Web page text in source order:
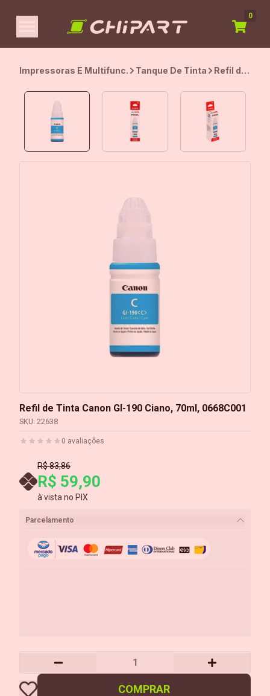
0
Impressoras E Multifunc. Tanque De Tinta
Refil de
Canon
GI-190
Ciano,
70ml,
0668C001
Refil de Tinta Canon GI-190 Ciano, 70ml, 0668C001
SKU: 22638
0 avaliações
R$ 83,86
R$ 59,90
à vista no PIX
Parcelamento
COMPRAR